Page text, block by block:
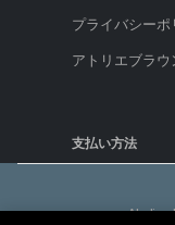
プライバシーポ
アトリエブラ
支払い方法
Atelier